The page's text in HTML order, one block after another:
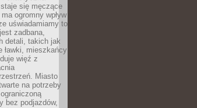
się męczące
ogromny wpływ
uświadamiamy to
zadbana,
detali, takich jak
ławki, mieszkańcy
więź z
Miasto
na potrzeby
bez podjazdów,